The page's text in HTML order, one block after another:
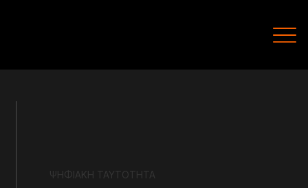
ΨΗΦΙΑΚΗ ΤΑΥΤΟΤΗΤΑ